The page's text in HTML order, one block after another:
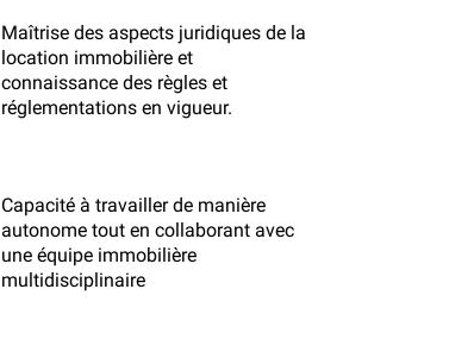
Maîtrise des aspects juridiques de la
location immobilière et
connaissance des règles et
réglementations en vigueur.
Capacité à travailler de manière
autonome tout en collaborant avec
une équipe immobilière
multidisciplinaire